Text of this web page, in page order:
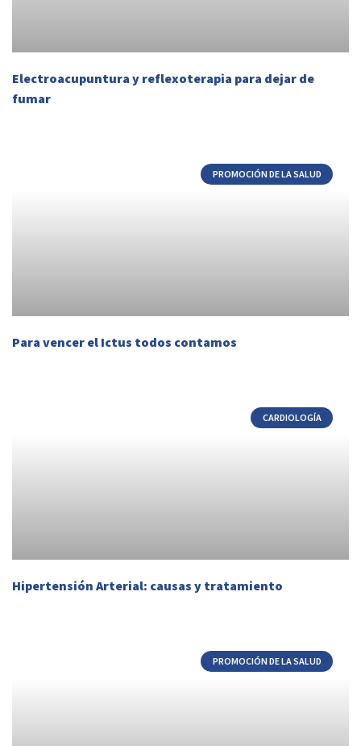
Electroacupuntura y reflexoterapia para dejar de
fumar
PROMOCIÓN DE LA SALUD
Para vencer el Ictus todos contamos
CARDIOLOGÍA
Hipertensión Arterial: causas y tratamiento
PROMOCIÓN DE LA SALUD